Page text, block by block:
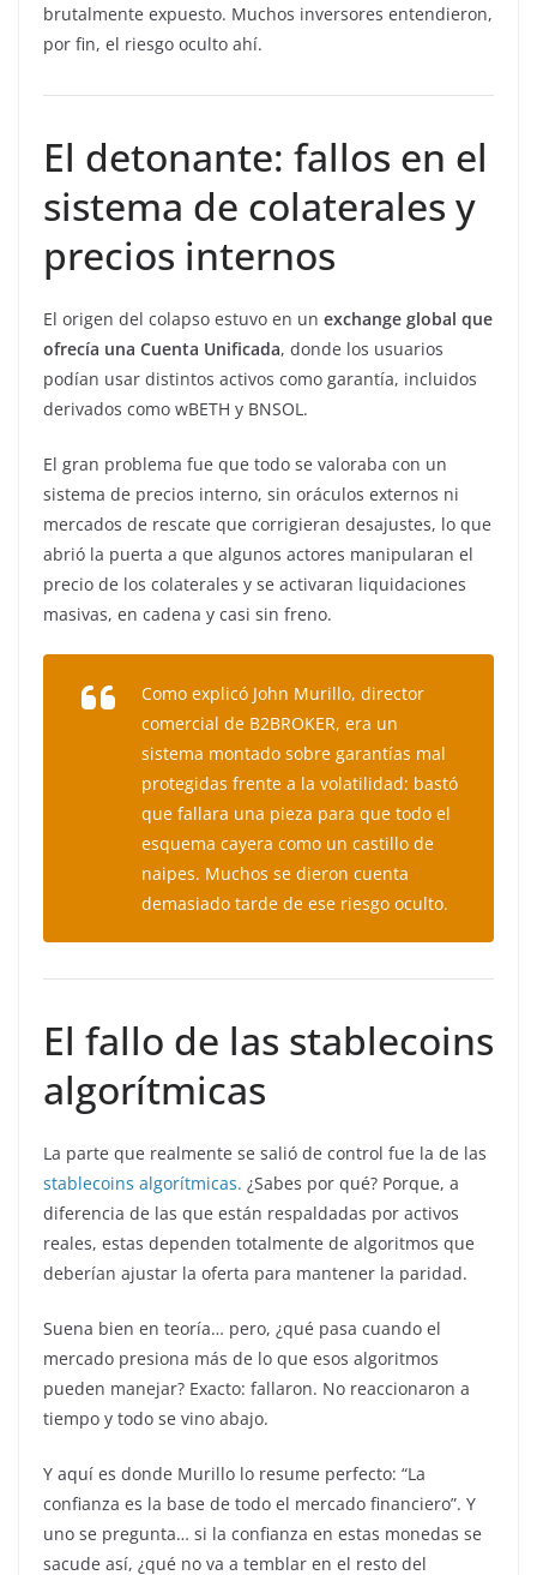
brutalmente expuesto. Muchos inversores entendieron,
por fin, el riesgo oculto ahí.
El detonante: fallos en el
sistema de colaterales y
precios internos
El origen del colapso estuvo en un exchange global que
ofrecía una Cuenta Unificada, donde los usuarios
podían usar distintos activos como garantía, incluidos
derivados como wBETH y BNSOL.
El gran problema fue que todo se valoraba con un
sistema de precios interno, sin oráculos externos ni
mercados de rescate que corrigieran desajustes, lo que
abrió la puerta a que algunos actores manipularan el
precio de los colaterales y se activaran liquidaciones
masivas, en cadena y casi sin freno.
Como explicó John Murillo, director
comercial de B2BROKER, era un
sistema montado sobre garantías mal
protegidas frente a la volatilidad: bastó
que fallara una pieza para que todo el
esquema cayera como un castillo de
naipes. Muchos se dieron cuenta
demasiado tarde de ese riesgo oculto.
El fallo de las stablecoins
algorítmicas
La parte que realmente se salió de control fue la de las
stablecoins algorítmicas. ¿Sabes por qué? Porque, a
diferencia de las que están respaldadas por activos
reales, estas dependen totalmente de algoritmos que
deberían ajustar la oferta para mantener la paridad.
Suena bien en teoría… pero, ¿qué pasa cuando el
mercado presiona más de lo que esos algoritmos
pueden manejar? Exacto: fallaron. No reaccionaron a
tiempo y todo se vino abajo.
Y aquí es donde Murillo lo resume perfecto: “La
confianza es la base de todo el mercado financiero”. Y
uno se pregunta… si la confianza en estas monedas se
sacude así, ¿qué no va a temblar en el resto del